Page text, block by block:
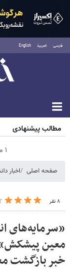
فارسی العربية English
مطالب پیشنهادی
۱ میلیارد اعتبار خرید طلا | بدون ضامن و چک
صفحه اصلی اخبار
۸ نفر
«سرمایه‌های
معین
خبر بازگشت